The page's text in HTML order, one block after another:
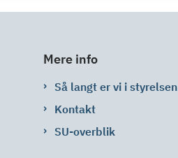
Mere info
Så langt er vi i styrelsen
Kontakt
SU-overblik